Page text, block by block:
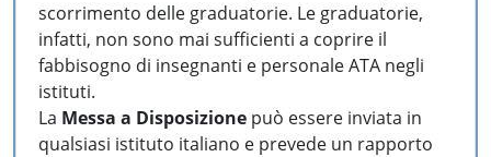
scorrimento delle graduatorie. Le graduatorie,
infatti, non sono mai sufficienti a coprire il
fabbisogno di insegnanti e personale ATA negli
istituti.
La Messa a Disposizione può essere inviata in
qualsiasi istituto italiano e prevede un rapporto